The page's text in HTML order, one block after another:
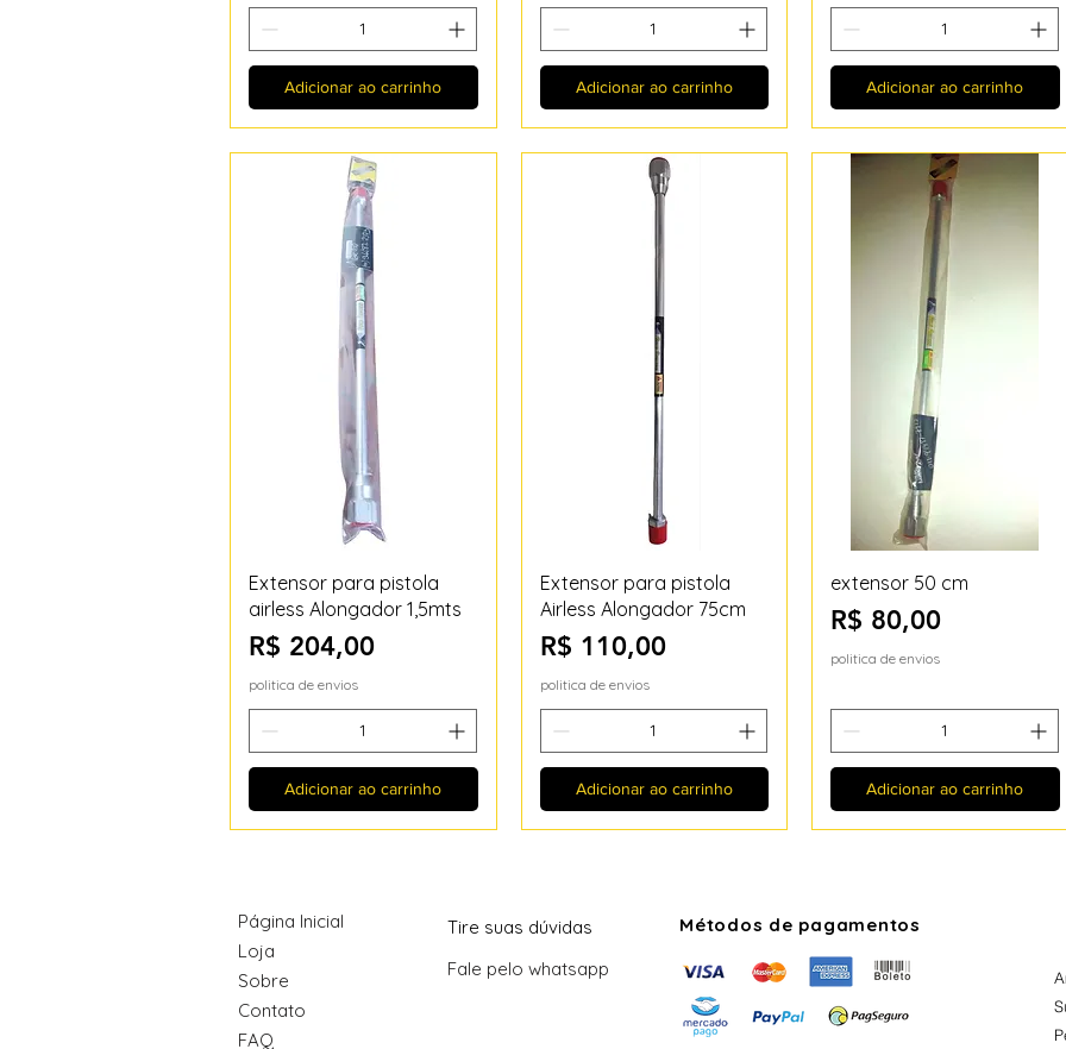
Adicionar ao carrinho Adicionar ao carrinho Adicionar ao carrinho
Visualização rápida
Extensor para pistola
airless Alongador 1,5mts
Preço
R$ 204,00
politica de envios
Adicionar ao carrinho
Visualização rápida
Extensor para pistola
Airless Alongador 75cm
Preço
R$ 110,00
politica de envios
Adicionar ao carrinho
Visualização rápida
extensor 50 cm
Preço
R$ 80,00
politica de envios
Adicionar ao carrinho
Página Inicial
Loja
Sobre
Contato
FAQ
Tire suas dúvidas
Fale pelo whatsapp
Métodos de pagamentos